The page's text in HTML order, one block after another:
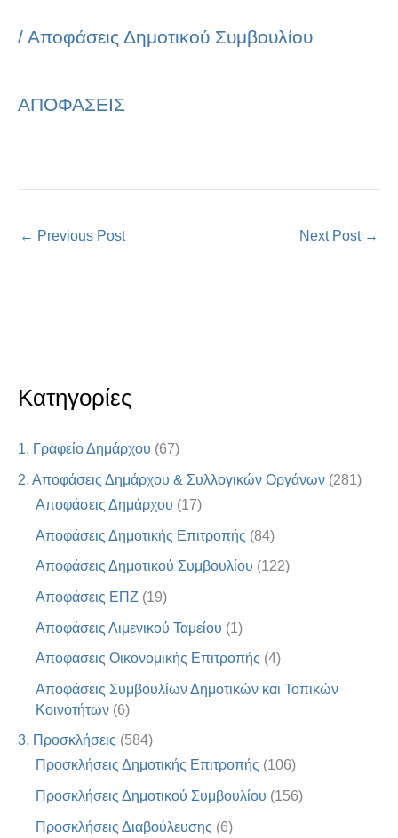
Κατηγορίες
1. Γραφείο Δημάρχου (67)
2. Αποφάσεις Δημάρχου & Συλλογικών Οργάνων (281)
Αποφάσεις Δημάρχου (17)
Αποφάσεις Δημοτικής Επιτροπής (84)
Αποφάσεις Δημοτικού Συμβουλίου (122)
Αποφάσεις ΕΠΖ (19)
Αποφάσεις Λιμενικού Ταμείου (1)
Αποφάσεις Οικονομικής Επιτροπής (4)
Αποφάσεις Συμβουλίων Δημοτικών και Τοπικών
Κοινοτήτων (6)
3. Προσκλήσεις (584)
Προσκλήσεις Δημοτικής Επιτροπής (106)
Προσκλήσεις Δημοτικού Συμβουλίου (156)
Προσκλήσεις Διαβούλευσης (6)
/ Αποφάσεις Δημοτικού Συμβουλίου
ΑΠΟΦΑΣΕΙΣ
← Previous Post Next Post →